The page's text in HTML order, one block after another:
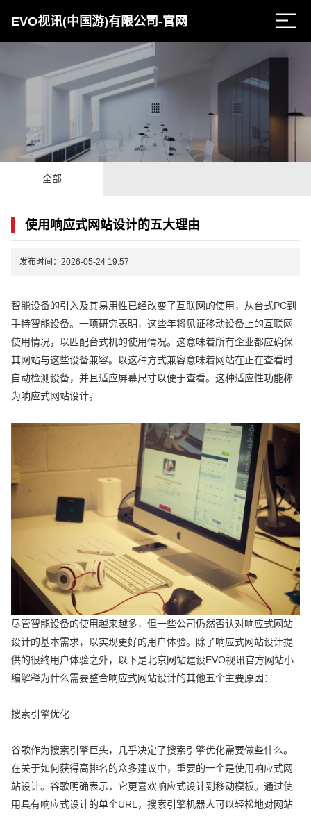
EVO视讯(中国游)有限公司-官网
全部
使用响应式网站设计的五大理由
发布时间：2026-05-24 19:57
智能设备的引入及其易用性已经改变了互联网的使用，从台式PC到
手持智能设备。一项研究表明，这些年将见证移动设备上的互联网
使用情况，以匹配台式机的使用情况。这意味着所有企业都应确保
其网站与这些设备兼容。以这种方式兼容意味着网站在正在查看时
自动检测设备，并且适应屏幕尺寸以便于查看。这种适应性功能称
为响应式网站设计。
尽管智能设备的使用越来越多，但一些公司仍然否认对响应式网站
设计的基本需求，以实现更好的用户体验。除了响应式网站设计提
供的很终用户体验之外，以下是北京网站建设EVO视讯官方网站小
编解释为什么需要整合响应式网站设计的其他五个主要原因：
搜索引擎优化
谷歌作为搜索引擎巨头，几乎决定了搜索引擎优化需要做些什么。
在关于如何获得高排名的众多建议中，重要的一个是使用响应式网
站设计。谷歌明确表示，它更喜欢响应式设计到移动模板。通过使
用具有响应式设计的单个URL，搜索引擎机器人可以轻松地对网站